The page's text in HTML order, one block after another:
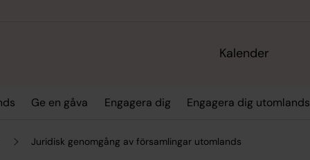
Kalender
Ge en gåva Engagera dig Engagera dig utomlands
Juridisk genomgång av församlingar utomlands